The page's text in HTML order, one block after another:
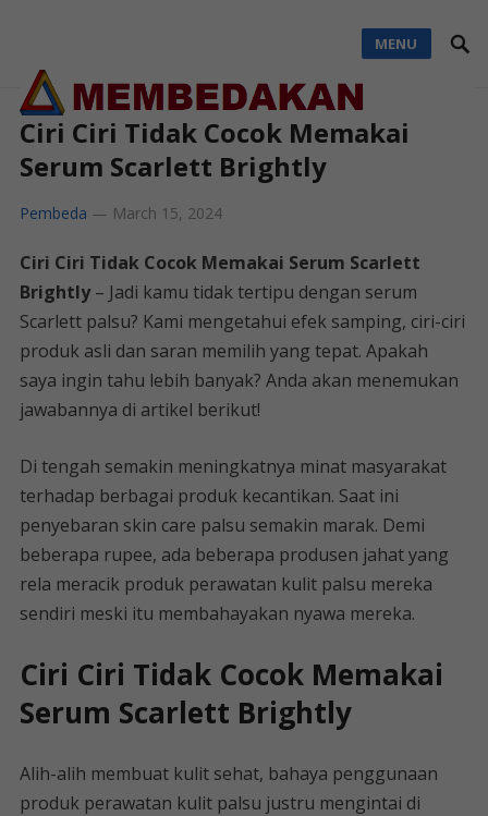
MENU
Ciri Ciri Tidak Cocok Memakai
Serum Scarlett Brightly
Pembeda — March 15, 2024
Ciri Ciri Tidak Cocok Memakai Serum Scarlett
Brightly– Jadi kamu tidak tertipu dengan serum
Scarlett palsu? Kami mengetahui efek samping, ciri-ciri
produk asli dan saran memilih yang tepat. Apakah
saya ingin tahu lebih banyak? Anda akan menemukan
jawabannya di artikel berikut!
Di tengah semakin meningkatnya minat masyarakat
terhadap berbagai produk kecantikan. Saat ini
penyebaran skin care palsu semakin marak. Demi
beberapa rupee, ada beberapa produsen jahat yang
rela meracik produk perawatan kulit palsu mereka
sendiri meski itu membahayakan nyawa mereka.
Ciri Ciri Tidak Cocok Memakai
Serum Scarlett Brightly
Alih-alih membuat kulit sehat, bahaya penggunaan
produk perawatan kulit palsu justru mengintai di